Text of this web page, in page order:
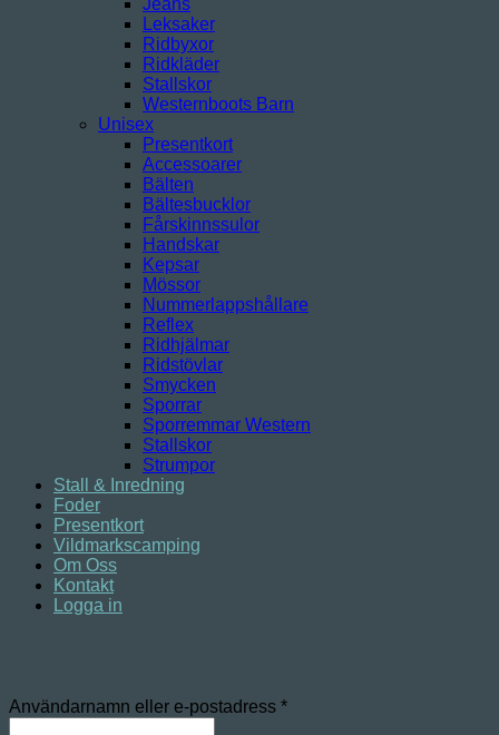
Jeans
Leksaker
Ridbyxor
Ridkläder
Stallskor
Westernboots Barn
Unisex
Presentkort
Accessoarer
Bälten
Bältesbucklor
Fårskinnssulor
Handskar
Kepsar
Mössor
Nummerlappshållare
Reflex
Ridhjälmar
Ridstövlar
Smycken
Sporrar
Sporremmar Western
Stallskor
Strumpor
Stall & Inredning
Foder
Presentkort
Vildmarkscamping
Om Oss
Kontakt
Logga in
Användarnamn eller e-postadress *Obligatoriskt